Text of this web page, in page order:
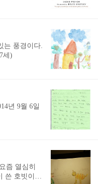
를 지은 작가
이 왔다. 우
있길래, "응?
으로 집으로
주니, "어?
뜻이었다.
작가 재키
그려져 있
는 풍경이다.
세)
년 9월 6일
즘 열심히
쓴 호빗이고